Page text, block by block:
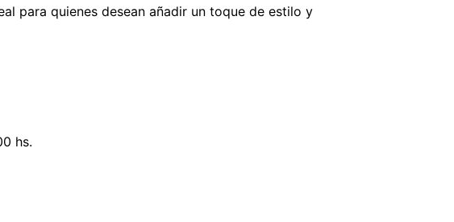
para quienes desean añadir un toque de estilo y
hs.